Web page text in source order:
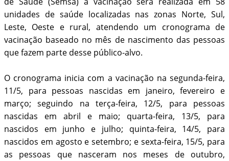
unidades de saúde localizadas nas zonas Norte, Sul,
Leste, Oeste e rural, atendendo um cronograma de
vacinação baseado no mês de nascimento das pessoas
que fazem parte desse público-alvo.
O cronograma inicia com a vacinação na segunda-feira,
11/5, para pessoas nascidas em janeiro, fevereiro e
março; seguindo na terça-feira, 12/5, para pessoas
nascidas em abril e maio; quarta-feira, 13/5, para
nascidos em junho e julho; quinta-feira, 14/5, para
nascidos em agosto e setembro; e sexta-feira, 15/5, para
as pessoas que nasceram nos meses de outubro,